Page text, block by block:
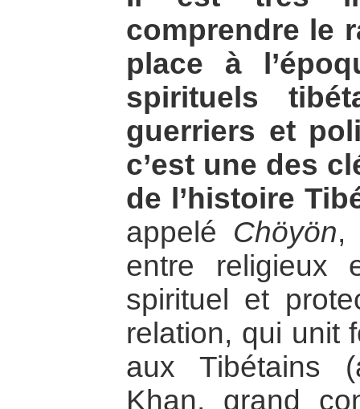
comprendre le
place à
spirituels
guerriers et
c’est une des
de l’histoire
appelé Chöyön,
entre religieux
spirituel et
relation, qui unit
aux Tibétains
Khan, grand